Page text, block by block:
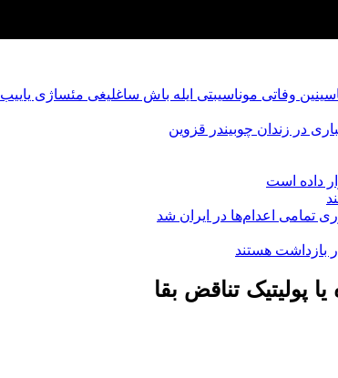
وفاتی موناسیبتی ایله باش ساغلیغی مئساژی یاییب
در زندان چوبیندر قزوین
داده است
تمامی اعدام‌ها در ایران شد
پولیتیک تناقض بقا